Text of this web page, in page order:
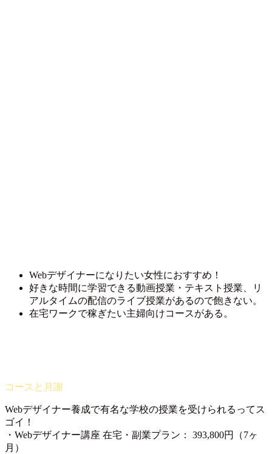
Webデザイナーになりたい女性におすすめ！
好きな時間に学習できる動画授業・テキスト授業、リ
アルタイムの配信のライブ授業があるので飽きない。
在宅ワークで稼ぎたい主婦向けコースがある。
Webデザイナー養成で有名な学校の授業を受けられるってス
ゴイ！
・Webデザイナー講座 在宅・副業プラン： 393,800円（7ヶ
月）